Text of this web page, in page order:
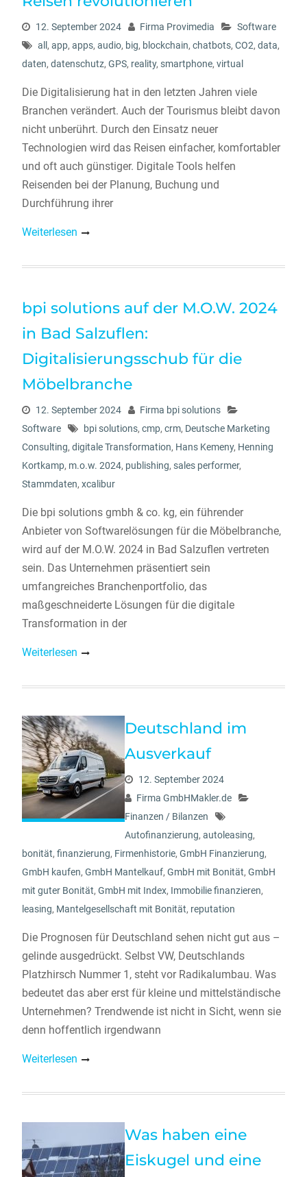
12. September 2024 Firma Provimedia
Software
all , app, apps, audio, big, blockchain, chatbots, CO2, data,
daten, datenschutz, GPS, reality, smartphone, virtual
Die Digitalisierung hat in den letzten Jahren viele
Branchen verändert. Auch der Tourismus bleibt davon
nicht unberührt. Durch den Einsatz neuer
Technologien wird das Reisen einfacher, komfortabler
und oft auch günstiger. Digitale Tools helfen
Reisenden bei der Planung, Buchung und
Durchführung ihrer
Weiterlesen
bpi solutions auf der M.O.W. 2024
in Bad Salzuflen:
Digitalisierungsschub für die
Möbelbranche
12. September 2024
Firma bpi solutions
Software
bpi solutions, cmp, crm, Deutsche Marketing
Consulting, digitale Transformation, Hans Kemeny, Henning
Kortkamp, m.o.w. 2024, publishing, sales performer,
Stammdaten, xcalibur
Die bpi solutions gmbh & co. kg, ein führender
Anbieter von Softwarelösungen für die Möbelbranche,
wird auf der M.O.W. 2024 in Bad Salzuflen vertreten
sein. Das Unternehmen präsentiert sein
umfangreiches Branchenportfolio, das
maßgeschneiderte Lösungen für die digitale
Transformation in der
Weiterlesen
Deutschland im
Ausverkauf
12. September 2024
Firma GmbHMakler.de
Finanzen / Bilanzen
Autofinanzierung, autoleasing,
bonität, finanzierung, Firmenhistorie, GmbH Finanzierung,
GmbH kaufen, GmbH Mantelkauf, GmbH mit Bonität, GmbH
mit guter Bonität, GmbH mit Index, Immobilie finanzieren,
leasing, Mantelgesellschaft mit Bonität, reputation
Die Prognosen für Deutschland sehen nicht gut aus –
gelinde ausgedrückt. Selbst VW, Deutschlands
Platzhirsch Nummer 1, steht vor Radikalumbau. Was
bedeutet das aber erst für kleine und mittelständische
Unternehmen? Trendwende ist nicht in Sicht, wenn sie
denn hoffentlich irgendwann
Weiterlesen
Was haben eine
Eiskugel und eine